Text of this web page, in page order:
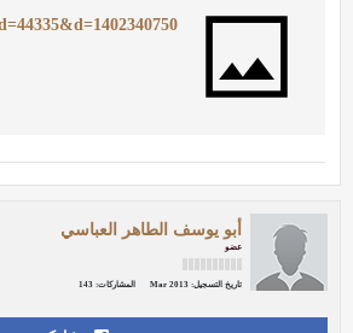
أبو يوسف الطاهر العباسي
عضو
تاريخ التسجيل: Mar 2013 المشاركات: 143